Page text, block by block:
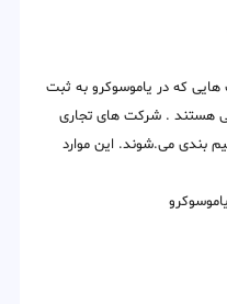
که در یاموسوکرو به ثبت
هستند . شرکت های تجاری
بندی می.شوند. این موارد